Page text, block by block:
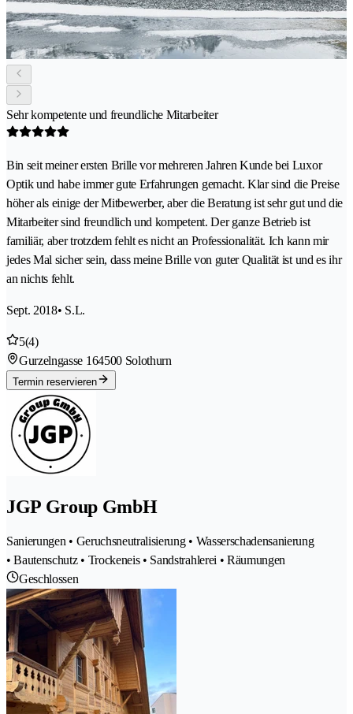
Sehr kompetente und freundliche Mitarbeiter
Bin seit meiner ersten Brille vor mehreren Jahren Kunde bei Luxor
Optik und habe immer gute Erfahrungen gemacht. Klar sind die Preise
höher als einige der Mitbewerber, aber die Beratung ist sehr gut und die
Mitarbeiter sind freundlich und kompetent. Der ganze Betrieb ist
familiär, aber trotzdem fehlt es nicht an Professionalität. Ich kann mir
jedes Mal sicher sein, dass meine Brille von guter Qualität ist und es ihr
an nichts fehlt.
Sept. 2018• S.L.
5(4)
Gurzelngasse 164500 Solothurn
Termin reservieren
JGP Group GmbH
Sanierungen • Geruchsneutralisierung • Wasserschadensanierung
• Bautenschutz • Trockeneis • Sandstrahlerei • Räumungen
Geschlossen